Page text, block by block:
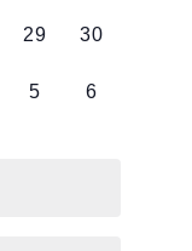
0
29
0
30
0
5
0
6